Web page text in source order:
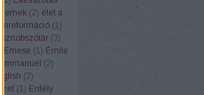
elemek (2) élet a
(1 )
sznobszótár (3)
Emese (1 ) Émile
Emmanuel (2)
(2)
(1 ) Erdély